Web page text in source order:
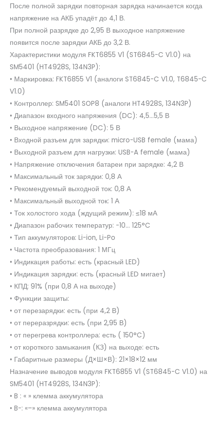
После полной зарядки повторная зарядка начинается когда
напряжение на АКБ упадёт до 4,1 В.
При полной разрядке до 2,95 В выходное напряжение
появится после зарядки АКБ до 3,2 В.
Характеристики модуля FKT6855 V1 (ST6845-C V1.0) на
SM5401 (HT4928S, 134N3P):
• Маркировка: FKT6855 V1 (аналоги ST6845-C V1.0, T6845-C
V1.0)
• Контроллер: SM5401 SOP8 (аналоги HT4928S, 134N3P)
• Диапазон входного напряжения (DC): 4,5…5,5 В
• Выходное напряжение (DC): 5 В
• Входной разъем для зарядки: micro-USB female (мама)
• Выходной разъем для нагрузки: USB-A female (мама)
• Напряжение отключения батареи при зарядке: 4,2 В
• Максимальный ток зарядки: 0,8 А
• Рекомендуемый выходной ток: 0,8 А
• Максимальный выходной ток: 1 А
• Ток холостого хода (ждущий режим): ≤18 мА
• Диапазон рабочих температур: -10… 125°C
• Тип аккумуляторов: Li-ion, Li-Po
• Частота преобразования: 1 МГц
• Индикация работы: есть (красный LED)
• Индикация зарядки: есть (красный LED мигает)
• КПД: 91% (при 0,8 А на выходе)
• Функции защиты:
• от перезарядки: есть (при 4,2 В)
• от переразрядки: есть (при 2,95 В)
• от перегрева контроллера: есть ( 150°C)
• от короткого замыкания (КЗ) на выходе: есть
• Габаритные размеры (Д×Ш×В): 21×18×12 мм
Назначение выводов модуля FKT6855 V1 (ST6845-C V1.0) на
SM5401 (HT4928S, 134N3P):
• B : « » клемма аккумулятора
• B-: «–» клемма аккумулятора